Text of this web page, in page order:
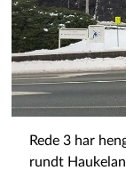
Rede 3 har
rundt